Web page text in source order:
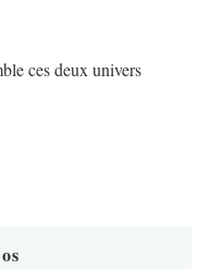
ces deux univers